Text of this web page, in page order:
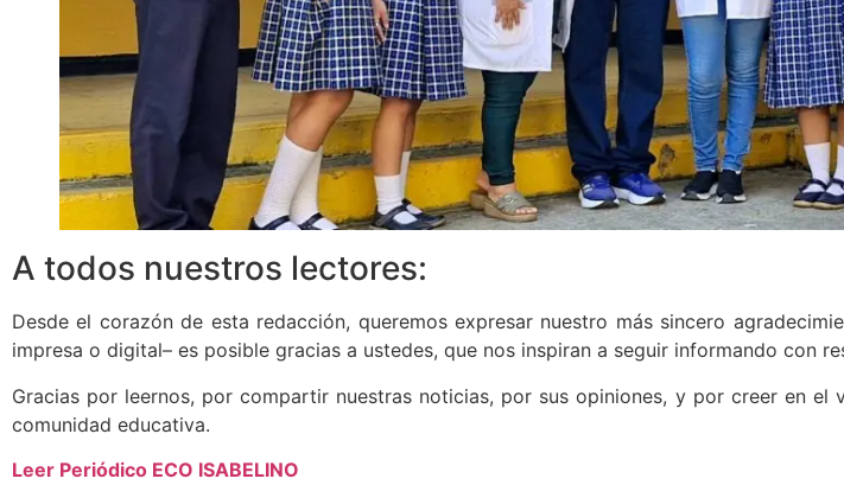
A todos nuestros lectores:
Desde el corazón de esta redacción, queremos expresar nuestro más sincero
impresa o digital– es posible gracias a ustedes, que nos inspiran a seguir informando con
Gracias por leernos, por compartir nuestras noticias, por sus opiniones, y por creer en
comunidad educativa.
Leer Periódico ECO ISABELINO